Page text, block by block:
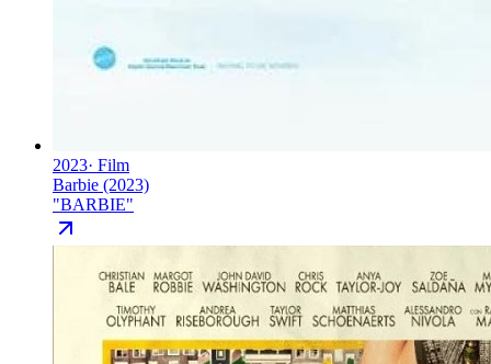
2023· Film
Barbie (2023)
"BARBIE"